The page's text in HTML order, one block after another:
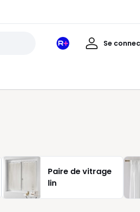
Mon
Se
Mon
Paire de vitrage
lin